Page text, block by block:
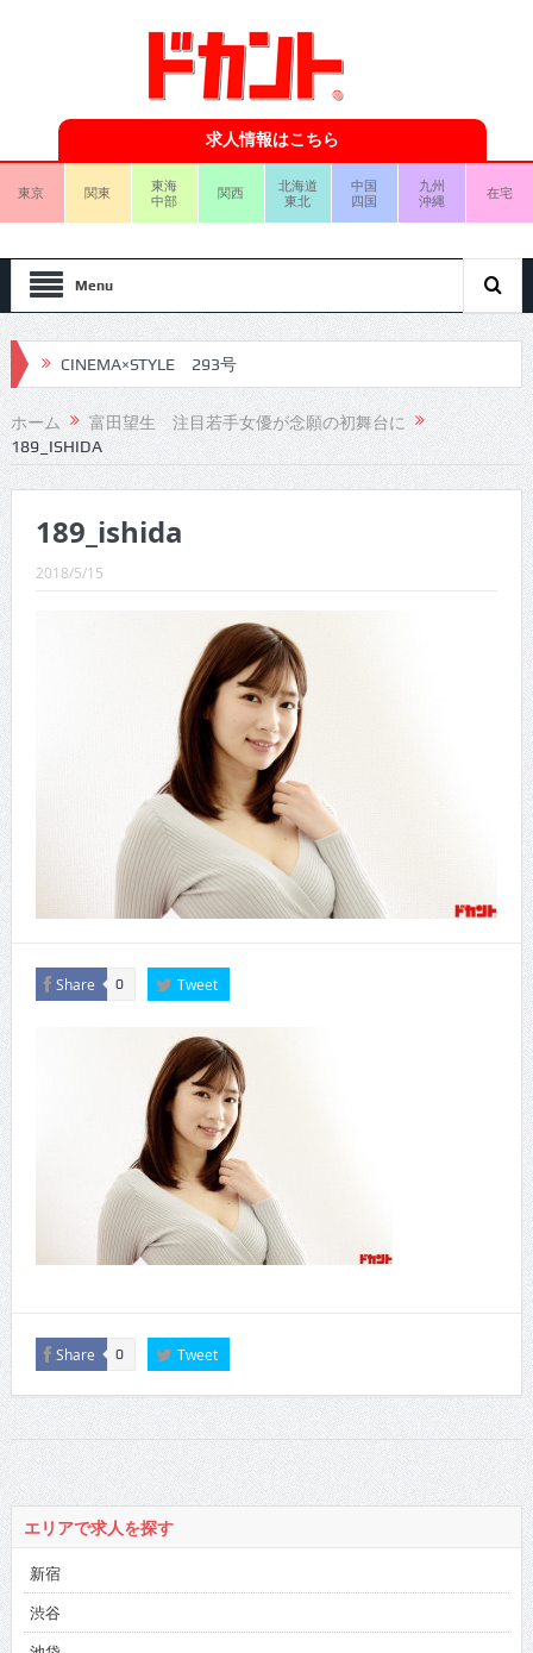
求人情報はこちら
東京 関東
東海
中部
関西
北海道
東北
中国
四国
九州
沖縄
在宅
Menu
CINEMA×STYLE 293号
CINEMA×STYLE 292号
CINEMA×STYLE 291号
CINEMA×STYLE 289号
CINEMA×STYLE 287号
CINEMA×STYLE 286号
CINEMA×STYLE 285号
CINEMA×STYLE 294号
ホーム
富田望生 注目若手女優が念願の初舞台に
189_ISHIDA
189_ishida
2018/5/15
Share 0 Tweet
Share 0 Tweet
エリアで求人を探す
新宿
渋谷